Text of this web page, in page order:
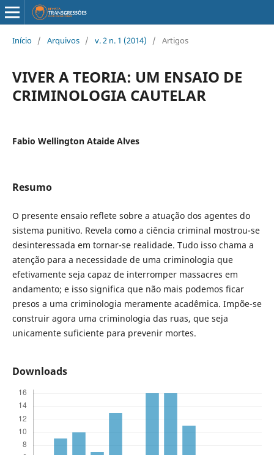
Início / Arquivos / v. 2 n. 1 (2014) / Artigos
VIVER A TEORIA: UM ENSAIO DE
CRIMINOLOGIA CAUTELAR
Fabio Wellington Ataide Alves
Resumo
O presente ensaio reflete sobre a atuação dos agentes do
sistema punitivo. Revela como a ciência criminal mostrou-se
desinteressada em tornar-se realidade. Tudo isso chama a
atenção para a necessidade de uma criminologia que
efetivamente seja capaz de interromper massacres em
andamento; e isso significa que não mais podemos ficar
presos a uma criminologia meramente acadêmica. Impõe-se
construir agora uma criminologia das ruas, que seja
unicamente suficiente para prevenir mortes.
Downloads